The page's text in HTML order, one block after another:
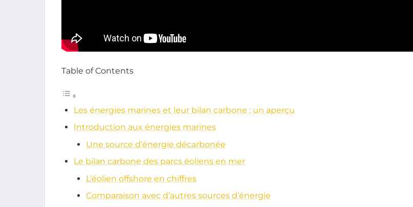
Table of Contents
Les énergies marines et leur bilan carbone : un aperçu
Introduction aux énergies marines
Une source d’énergie décarbonée
Le bilan carbone des parcs éoliens en mer
L’éolien offshore en chiffres
Comparaison avec d’autres sources d’énergie